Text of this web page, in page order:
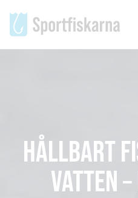
HÅLLBART
VATTEN